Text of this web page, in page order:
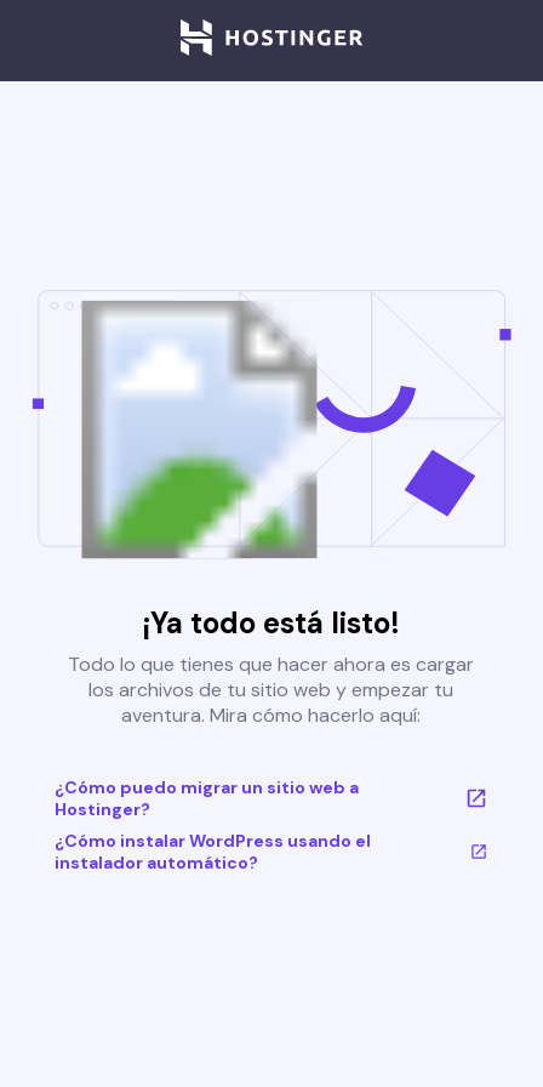
¡Ya todo está listo!
Todo lo que tienes que hacer ahora es cargar
los archivos de tu sitio web y empezar tu
aventura. Mira cómo hacerlo aquí:
¿Cómo puedo migrar un sitio web a
Hostinger?
¿Cómo instalar WordPress usando el
instalador automático?